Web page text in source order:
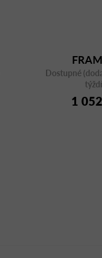
Dostupné
1